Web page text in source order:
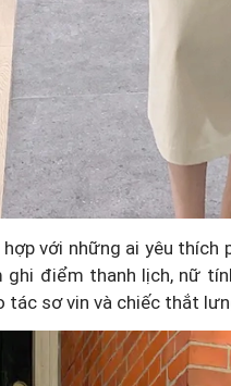
với những ai yêu thích
ghi điểm thanh lịch, nữ
tác sơ vin và chiếc thắt